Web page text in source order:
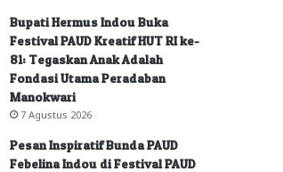
Bupati Hermus Indou Buka
Festival PAUD Kreatif HUT RI ke-
81: Tegaskan Anak Adalah
Fondasi Utama Peradaban
Manokwari
7 Agustus 2026
Pesan Inspiratif Bunda PAUD
Febelina Indou di Festival PAUD